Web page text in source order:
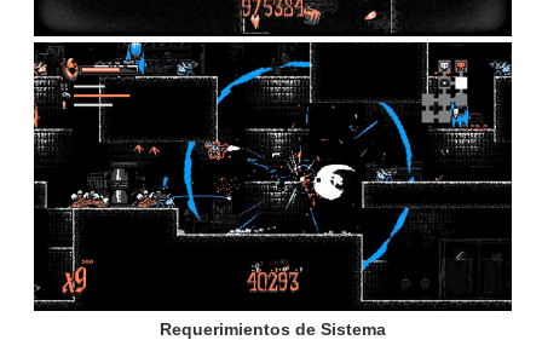
Requerimientos de Sistema